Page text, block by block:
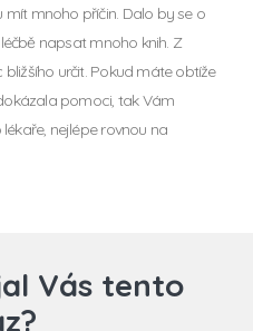
mnoho příčin. Dalo by se o
napsat mnoho knih. Z
určit. Pokud máte obtíže
pomoci, tak Vám
nejlépe rovnou na
Vás tento